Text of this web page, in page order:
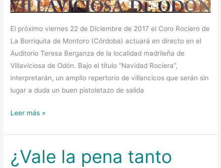
El próximo viernes 22 de Diciembre de 2017 el Coro Rociero de
La Borriquita de Montoro (Córdoba) actuará en directo en el
Auditorio Teresa Berganza de la localidad madrileña de
Villaviciosa de Odón. Bajo el título “Navidad Rociera”,
interpretarán, un amplio repertorio de villancicos que serán sin
lugar a duda un buen pistoletazo de salida
Leer más »
¿Vale la pena tanto
¿Vale
la